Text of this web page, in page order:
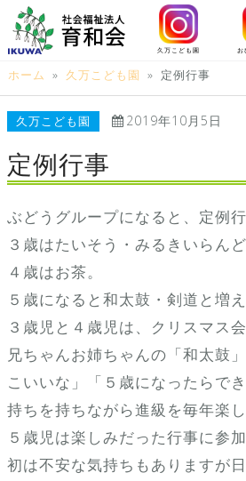
ン
テ
ン
キ
プ
久万こども園 お
ホーム » 久万こども園 » 定例行事
久万こども園 2019年10月5日
定例行事
ぶどうグループになると、定例
３歳はたいそう・みるきいらんど
４歳はお茶。
５歳になると和太鼓・剣道と増
３歳児と４歳児は、クリスマス
兄ちゃんお姉ちゃんの「和太鼓
こいいな」「５歳になったらで
持ちを持ちながら進級を毎年楽
５歳児は楽しみだった行事に参
初は不安な気持ちもありますが